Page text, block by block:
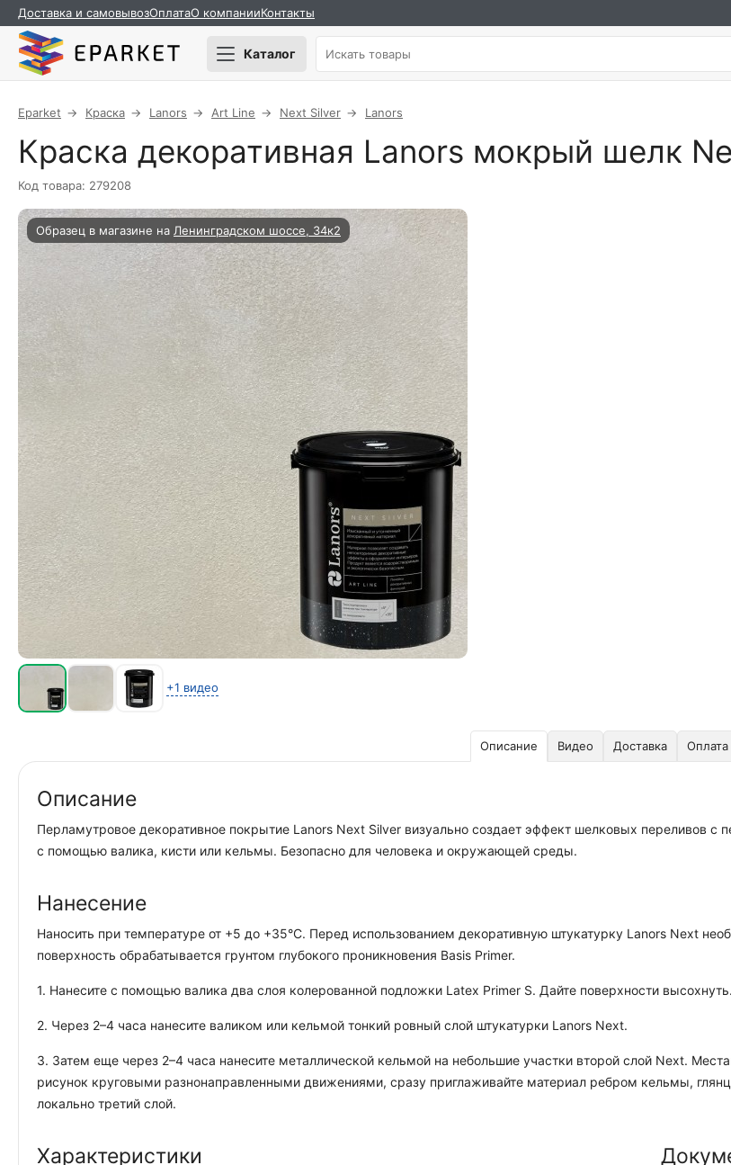
Доставка и самовывозОплатаО компанииКонтакты
Каталог
Eparket Краска Lanors Art Line Next Silver Lanors
Краска декоративная Lanors мокрый шелк
Код товара: 279208
Образец в магазине на Ленинградском шоссе, 34к2
+1 видео
Описание Видео Доставка Оплата
Описание
Перламутровое декоративное покрытие Lanors Next Silver визуально создает эффект шелковых переливов
с помощью валика, кисти или кельмы. Безопасно для человека и окружающей среды.
Нанесение
Наносить при температуре от +5 до +35°С. Перед использованием декоративную штукатурку Lanors Next
поверхность обрабатывается грунтом глубокого проникновения Basis Primer.
1. Нанесите с помощью валика два слоя колерованной подложки Latex Primer S. Дайте поверхности высохнуть.
2. Через 2–4 часа нанесите валиком или кельмой тонкий ровный слой штукатурки Lanors Next.
3. Затем еще через 2–4 часа нанесите металлической кельмой на небольшие участки второй слой Next.
рисунок круговыми разнонаправленными движениями, сразу приглаживайте материал ребром кельмы,
локально третий слой.
Характеристики